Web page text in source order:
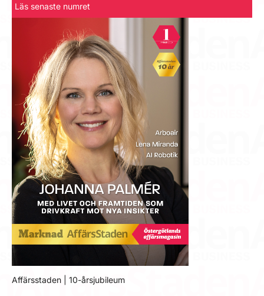
Läs senaste numret
Affärsstaden | 10-årsjubileum